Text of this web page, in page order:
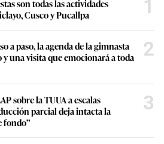
son todas las actividades
Cusco y Pucallpa
1
a paso, la agenda de la gimnasta
una visita que emocionará a toda
2
sobre la TUUA a escalas
parcial deja intacta la
fondo”
3